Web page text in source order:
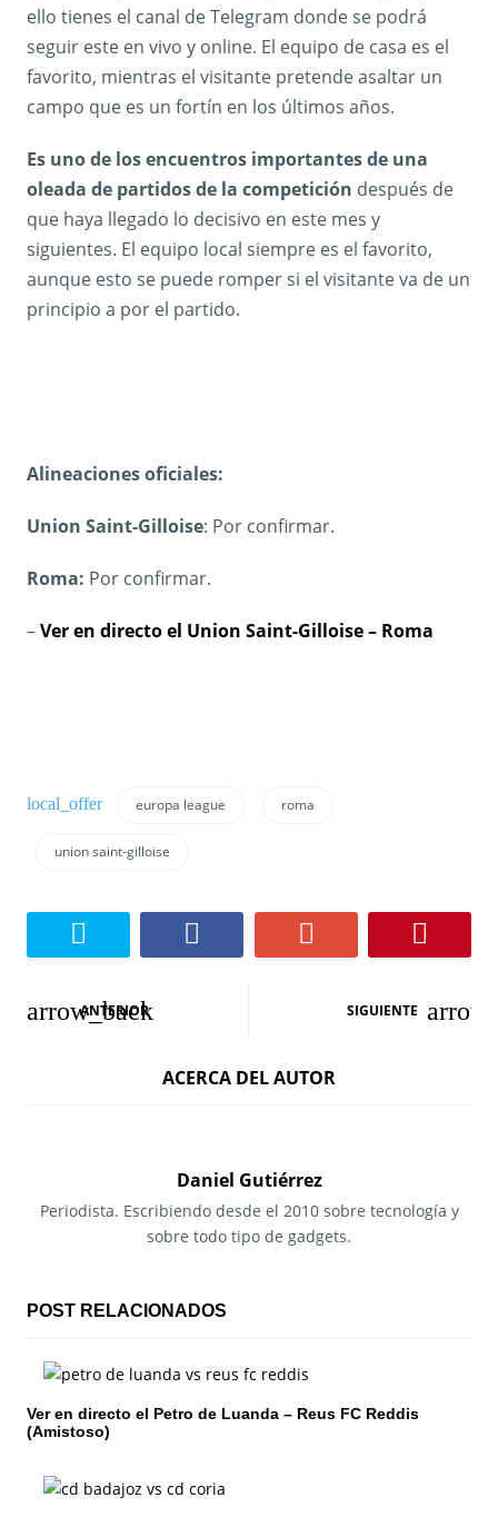
ello tienes el canal de Telegram donde se podrá
seguir este en vivo y online. El equipo de casa es el
favorito, mientras el visitante pretende asaltar un
campo que es un fortín en los últimos años.
Es uno de los encuentros importantes de una
oleada de partidos de la competición después de
que haya llegado lo decisivo en este mes y
siguientes. El equipo local siempre es el favorito,
aunque esto se puede romper si el visitante va de un
principio a por el partido.
Alineaciones oficiales:
Union Saint-Gilloise: Por confirmar.
Roma: Por confirmar.
–Ver en directo el Union Saint-Gilloise – Roma
europa league roma
union saint-gilloise
N
a
i
n
d
e
ANTERIOR SIGUIENTE
ACERCA DEL AUTOR
Daniel Gutiérrez
Periodista. Escribiendo desde el 2010 sobre tecnología y
sobre todo tipo de gadgets.
POST RELACIONADOS
Ver en directo el Petro de Luanda – Reus FC Reddis
(Amistoso)